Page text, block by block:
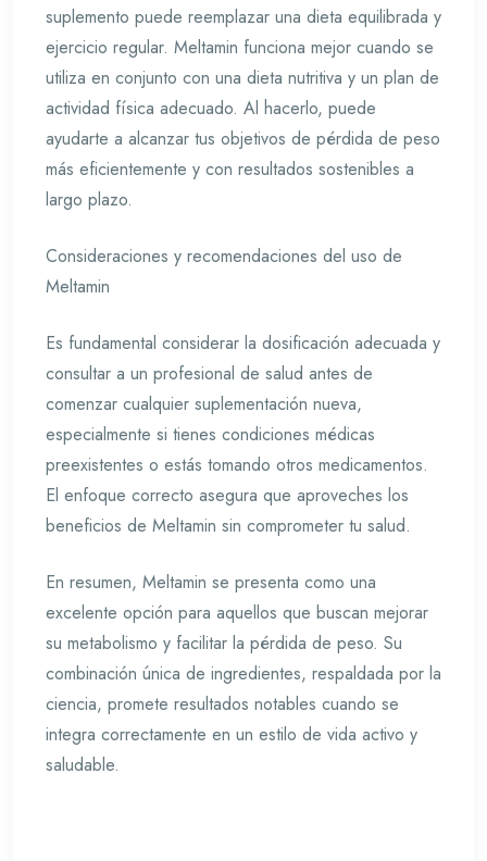
suplemento puede reemplazar una dieta equilibrada y
ejercicio regular. Meltamin funciona mejor cuando se
utiliza en conjunto con una dieta nutritiva y un plan de
actividad física adecuado. Al hacerlo, puede
ayudarte a alcanzar tus objetivos de pérdida de peso
más eficientemente y con resultados sostenibles a
largo plazo.
Consideraciones y recomendaciones del uso de
Meltamin
Es fundamental considerar la dosificación adecuada y
consultar a un profesional de salud antes de
comenzar cualquier suplementación nueva,
especialmente si tienes condiciones médicas
preexistentes o estás tomando otros medicamentos.
El enfoque correcto asegura que aproveches los
beneficios de Meltamin sin comprometer tu salud.
En resumen, Meltamin se presenta como una
excelente opción para aquellos que buscan mejorar
su metabolismo y facilitar la pérdida de peso. Su
combinación única de ingredientes, respaldada por la
ciencia, promete resultados notables cuando se
integra correctamente en un estilo de vida activo y
saludable.